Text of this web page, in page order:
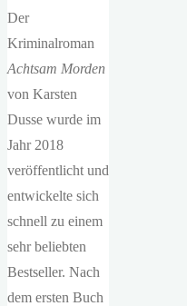
Der
Kriminalroman
Achtsam Morden
von Karsten
Dusse wurde im
Jahr 2018
veröffentlicht und
entwickelte sich
schnell zu einem
sehr beliebten
Bestseller. Nach
dem ersten Buch